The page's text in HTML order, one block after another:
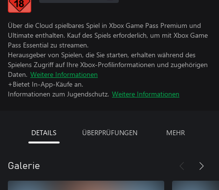
Über die Cloud spielbares Spiel in Xbox Game Pass Premium und
Ultimate enthalten. Kauf des Spiels erforderlich, um mit Xbox Game
Pass Essential zu streamen.
Herausgeber von Spielen, die Sie starten, erhalten während des
Spielens Zugriff auf Ihre Xbox-Profilinformationen und zugehörigen
Daten. Weitere Informationen
+Bietet In-App-Käufe an.
Informationen zum Jugendschutz. Weitere Informationen
DETAILS ÜBERPRÜFUNGEN MEHR
Galerie